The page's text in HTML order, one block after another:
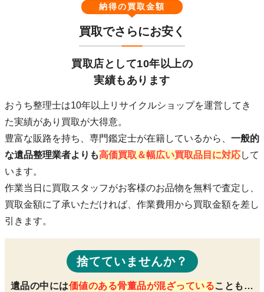
納得の買取金額
買取でさらにお安く
買取店として10年以上の
実績もあります
おうち整理士は10年以上リサイクルショップを運営してき
た実績があり買取が大得意。
豊富な販路を持ち、専門鑑定士が在籍しているから、 一般的
な遺品整理業者よりも高価買取＆幅広い買取品目に対応して
います。
作業当日に買取スタッフがお客様のお品物を無料で査定し、
買取金額に了承いただければ、作業費用から買取金額を差し
引きます。
捨てていませんか？
遺品の中には価値のある骨董品が混ざっていることも…